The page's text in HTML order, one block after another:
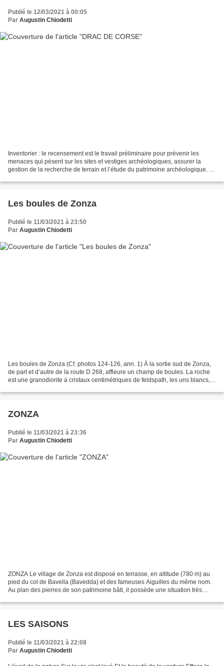
Publié le 12/03/2021 à 00:05
Par Augustin Chiodetti
Inventorier : le recensement est le travail préliminaire pour prévenir les
menaces qui pèsent sur les sites et vestiges archéologiques, assurer la
gestion de la recherche de terrain et l’étude du patrimoine archéologique. A
Les boules de Zonza
Publié le 11/03/2021 à 23:50
Par Augustin Chiodetti
Les boules de Zonza (Cf. photos 124-126, ann. 1) À la sortie sud de Zonza,
de part et d’autre de la route D 268, affleure un champ de boules. La roche
est une granodiorite à cristaux centimétriques de feldspath, les uns blancs,
ZONZA
Publié le 11/03/2021 à 23:36
Par Augustin Chiodetti
ZONZA Le village de Zonza est disposé en terrasse, en altitude (780 m) au
pied du col de Bavella (Bavedda) et des fameuses Aiguilles du même nom.
Au plan des pierres de son patrimoine bâti, il possède une situation très
LES SAISONS
Publié le 11/03/2021 à 22:08
Par Augustin Chiodetti